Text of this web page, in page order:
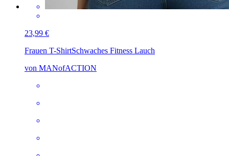
23,99 €
Frauen T-ShirtSchwaches Fitness Lauch
von MANofACTION